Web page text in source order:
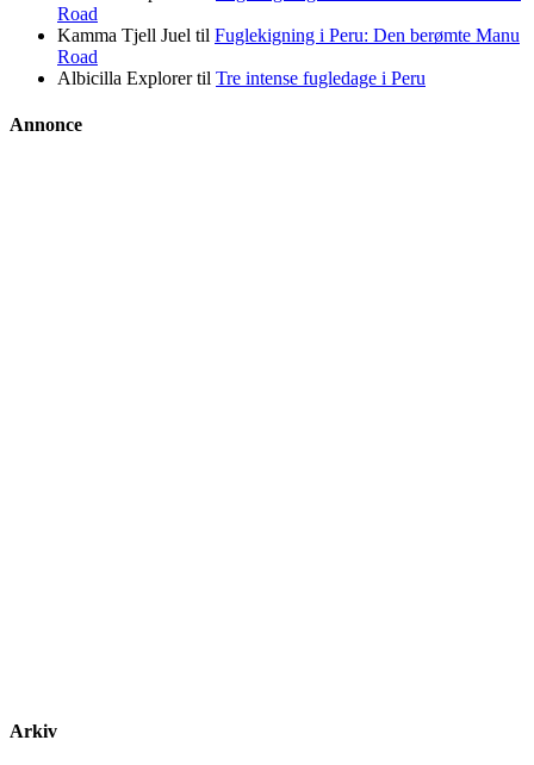
Road
Kamma Tjell Juel til Fuglekigning i Peru: Den berømte Manu
Road
Albicilla Explorertil Tre intense fugledage i Peru
Annonce
Arkiv